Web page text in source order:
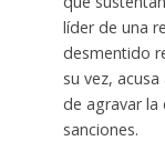
líder de una
desmentido
su vez,
de agravar la
sanciones.